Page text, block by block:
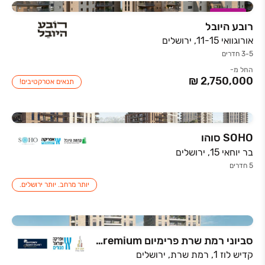
במבצע
רובע היובל
אורוגוואי 11-15, ירושלים
3-5 חדרים
החל מ-
תנאים אטרקטיבים!
SOHO סוהו
בר יוחאי 15, ירושלים
5 חדרים
יותר מרחב. יותר ירושלים.
סביוני רמת שרת פרימיום Savyoney Ramat Sharet Premium
קדיש לוז 1, רמת שרת, ירושלים